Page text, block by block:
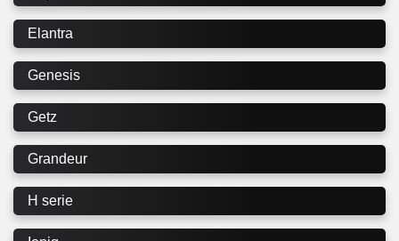
Elantra
Genesis
Getz
Grandeur
H serie